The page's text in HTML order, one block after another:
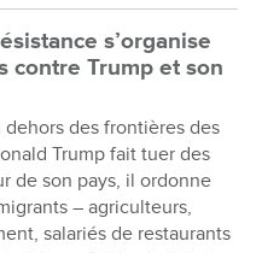
s’organise
contre Trump et son
dehors des frontières des
Trump fait tuer des
de son pays, il ordonne
– agriculteurs,
salariés de restaurants